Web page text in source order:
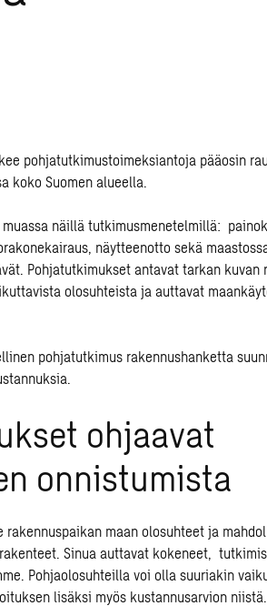
pohjatutkimustoimeksiantoja pääosin
koko Suomen alueella.
näillä tutkimusmenetelmillä:
näytteenotto sekä
Pohjatutkimukset antavat tarkan kuvan
olosuhteista ja auttavat
pohjatutkimus rakennushanketta
ohjaavat
onnistumista
maan olosuhteet ja
Sinua auttavat kokeneet,
Pohjaolosuhteilla voi olla suuriakin
lisäksi myös kustannusarvion niistä.